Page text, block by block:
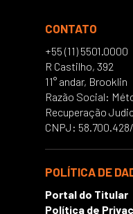
CONTATO
+55 (11) 5501.0000
R Castilho, 392
11° andar, Brooklin
Razão Social:
Recuperação
CNPJ:
POLÍTICA DE
Portal do Titular
Política de